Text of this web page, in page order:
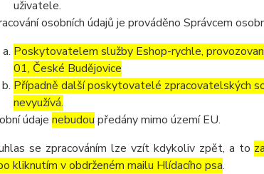
uživatele.
osobních údajů je prováděno Správcem
Poskytovatelem služby Eshop-rychle,
01, České Budějovice
Případně další poskytovatelé zpracovatelských
nevyužívá.
údaje nebudou předány mimo území EU.
se zpracováním lze vzít kdykoliv zpět, a to
kliknutím v obdrženém mailu Hlídacího psa.